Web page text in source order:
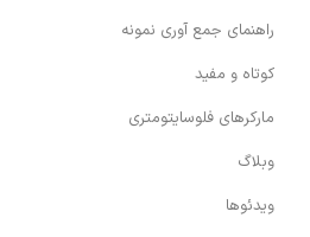
راهنمای جمع آوری نمونه
کوتاه و مفید
مارکرهای فلوسایتومتری
وبلاگ
ویدئوها